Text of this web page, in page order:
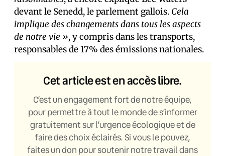
devant le Senedd, le parlement gallois. Cela
implique des changements dans tous les aspects
de notre vie », y compris dans les transports,
responsables de 17% des émissions nationales.
Cet article est en accès libre.
C’est un engagement fort de notre équipe,
pour permettre à tout le monde de s’informer
gratuitement sur l’urgence écologique et de
faire des choix éclairés. Si vous le pouvez,
faites un don pour soutenir notre travail dans